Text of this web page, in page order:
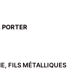
FILS MÉTALLIQUES